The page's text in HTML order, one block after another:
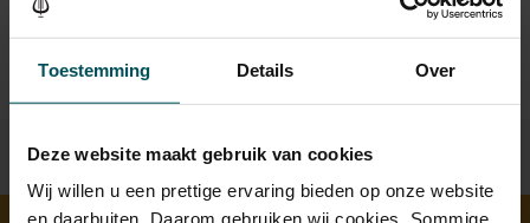
Toestemming Details Over
Deze website maakt gebruik van cookies
Wij willen u een prettige ervaring bieden op onze website
en daarbuiten. Daarom gebruiken wij cookies. Sommige
kassa@concertgebouw.nl of bel de Concertgebouwlijn op
020 – 671 83 45.